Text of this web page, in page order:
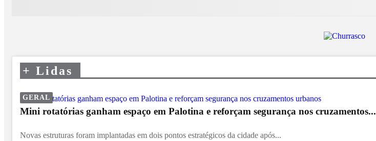
+ Lidas
GERAL
Mini rotatórias ganham espaço em Palotina e reforçam segurança nos cruzamentos...
Novas estruturas foram implantadas em dois pontos estratégicos da cidade após...